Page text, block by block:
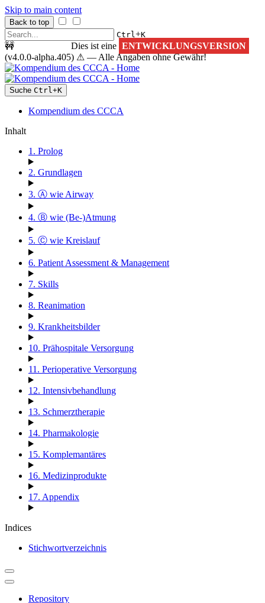
Skip to main content
Back to top
Ctrl+K
🚧 Dies ist eine ENTWICKLUNGSVERSION
(v4.0.0-alpha.405) ⚠ — Alle Angaben ohne Gewähr!
Suche Ctrl+K
Kompendium des CCCA
Inhalt
1. Prolog
2. Grundlagen
3. Ⓐ wie Airway
4. Ⓑ wie (Be-)Atmung
5. Ⓒ wie Kreislauf
6. Patient Assessment & Management
7. Skills
8. Reanimation
9. Krankheitsbilder
10. Prähospitale Versorgung
11. Perioperative Versorgung
12. Intensivbehandlung
13. Schmerztherapie
14. Pharmakologie
15. Komplemantäres
16. Medizinprodukte
17. Appendix
Indices
Stichwortverzeichnis
Repository